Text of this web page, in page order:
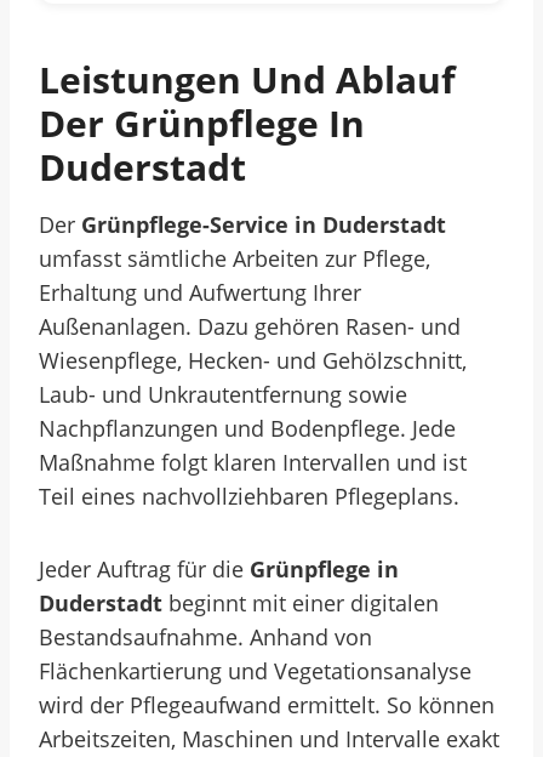
Leistungen Und Ablauf
Der Grünpflege In
Duderstadt
Der Grünpflege-Service in Duderstadt
umfasst sämtliche Arbeiten zur Pflege,
Erhaltung und Aufwertung Ihrer
Außenanlagen. Dazu gehören Rasen- und
Wiesenpflege, Hecken- und Gehölzschnitt,
Laub- und Unkrautentfernung sowie
Nachpflanzungen und Bodenpflege. Jede
Maßnahme folgt klaren Intervallen und ist
Teil eines nachvollziehbaren Pflegeplans.
Jeder Auftrag für die Grünpflege in
Duderstadt beginnt mit einer digitalen
Bestandsaufnahme. Anhand von
Flächenkartierung und Vegetationsanalyse
wird der Pflegeaufwand ermittelt. So können
Arbeitszeiten, Maschinen und Intervalle exakt